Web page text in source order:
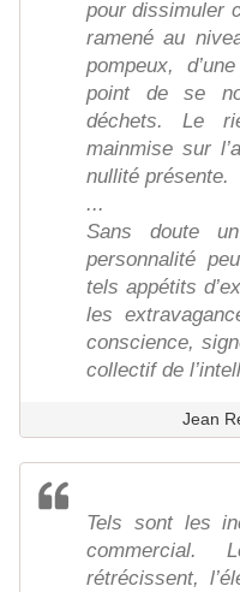
pour dissimuler
ramené au
pompeux,
point de se
déchets. Le
mainmise sur
nullité présente.
...
Sans doute
personnalité
tels appétits
les
conscience,
collectif de
Jean
Tels sont les
commercial.
rétrécissent,